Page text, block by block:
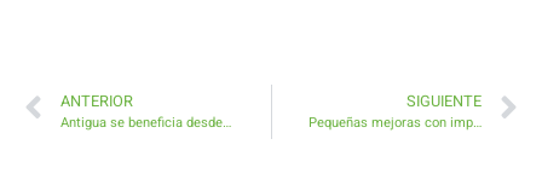
ANTERIOR
Antigua se beneficia desde este lunes de la bajada de un millón de euros en tasas e impuestos
SIGUIENTE
Pequeñas mejoras con importantes resultados en el Parque Infantil en la parte alta de El Castillo